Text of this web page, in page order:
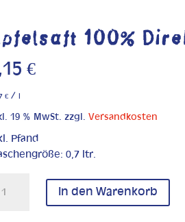
100%
€
€ /
19 % MwSt. zzgl. Versandkosten
Pfand
0,7 ltr.
In den Warenkorb